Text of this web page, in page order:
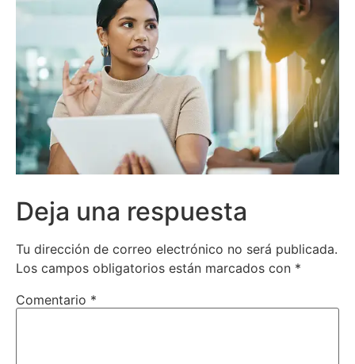
Deja una respuesta
Tu dirección de correo electrónico no será publicada.
Los campos obligatorios están marcados con *
Comentario *